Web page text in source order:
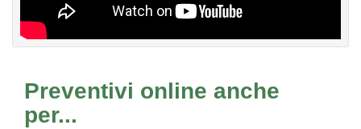
Preventivi online anche
per...